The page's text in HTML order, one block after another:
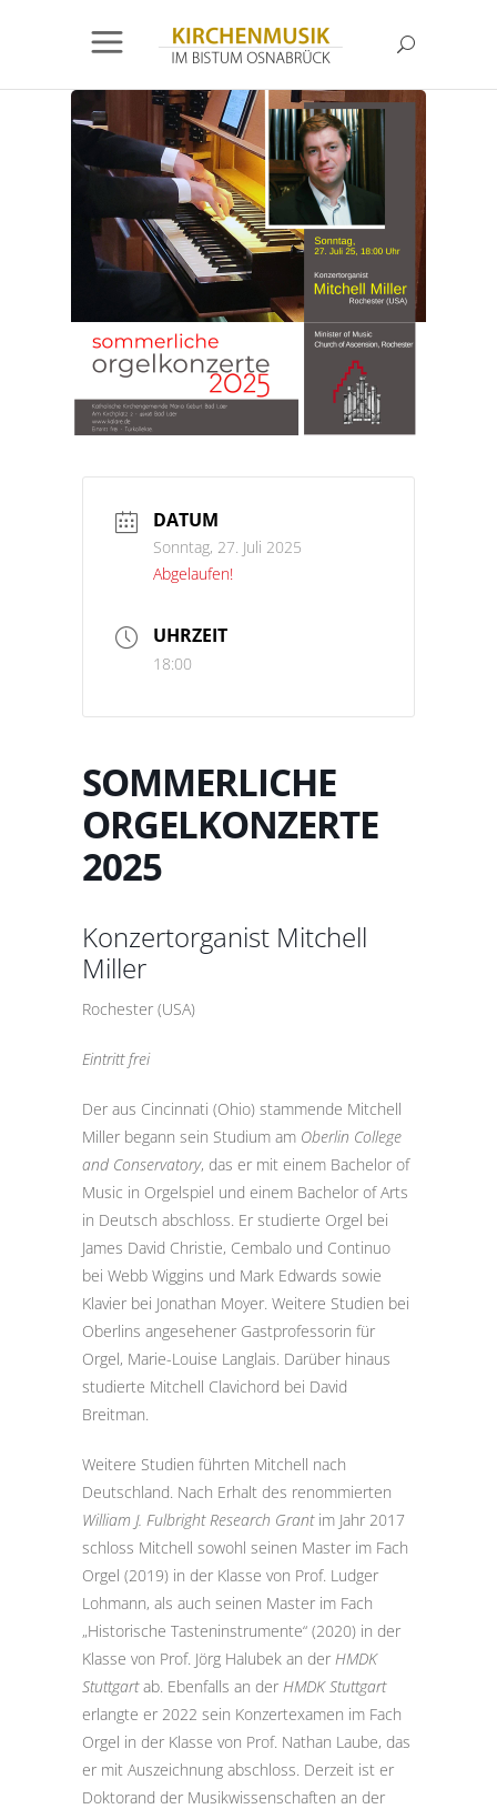
DATUM
Sonntag, 27. Juli 2025
Abgelaufen!
UHRZEIT
18:00
SOMMERLICHE
ORGELKONZERTE
2025
Konzertorganist Mitchell
Miller
Rochester (USA)
Eintritt frei
Der aus Cincinnati (Ohio) stammende Mitchell
Miller begann sein Studium am Oberlin College
and Conservatory, das er mit einem Bachelor of
Music in Orgelspiel und einem Bachelor of Arts
in Deutsch abschloss. Er studierte Orgel bei
James David Christie, Cembalo und Continuo
bei Webb Wiggins und Mark Edwards sowie
Klavier bei Jonathan Moyer. Weitere Studien bei
Oberlins angesehener Gastprofessorin für
Orgel, Marie-Louise Langlais. Darüber hinaus
studierte Mitchell Clavichord bei David
Breitman.
Weitere Studien führten Mitchell nach
Deutschland. Nach Erhalt des renommierten
William J. Fulbright Research Grantim Jahr 2017
schloss Mitchell sowohl seinen Master im Fach
Orgel (2019) in der Klasse von Prof. Ludger
Lohmann, als auch seinen Master im Fach
„Historische Tasteninstrumente“ (2020) in der
Klasse von Prof. Jörg Halubek an der HMDK
Stuttgartab. Ebenfalls an der HMDK Stuttgart
erlangte er 2022 sein Konzertexamen im Fach
Orgel in der Klasse von Prof. Nathan Laube, das
er mit Auszeichnung abschloss. Derzeit ist er
Doktorand der Musikwissenschaften an der